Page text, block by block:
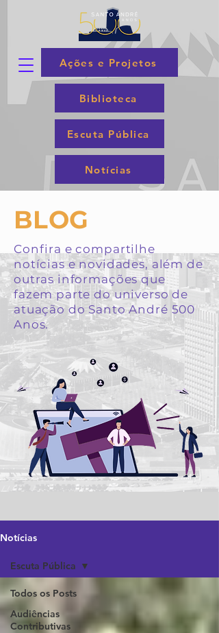
Ações e Projetos
Biblioteca
Escuta Pública
Notícias
BLOG
Confira e compartilhe
notícias e novidades, além de
outras informações que
fazem parte do universo de
atuação do Santo André 500
Anos.
Notícias
Todos os Posts
Audiências
Contributivas
Escuta Pública